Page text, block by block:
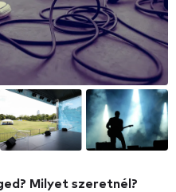
Milyet szeretnél?